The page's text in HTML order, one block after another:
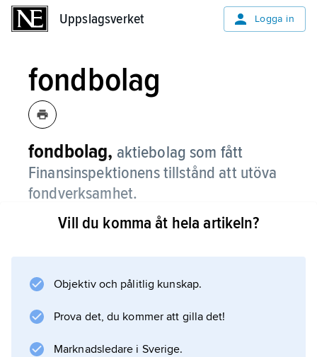
Uppslagsverket Logga in
fondbolag
fondbolag, aktiebolag som fått
Finansinspektionens tillstånd att utöva
fondverksamhet.
Det innebär att fondbolaget kan förvalta en
administrativa åtgärder, enligt lag (2004:46)
Vill du komma åt hela artikeln?
Objektiv och pålitlig kunskap.
Prova det, du kommer att gilla det!
Marknadsledare i Sverige.